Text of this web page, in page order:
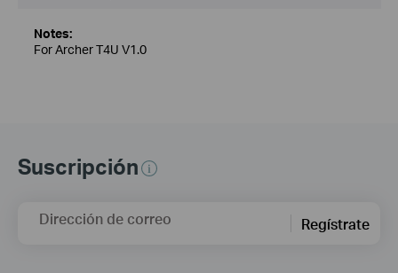
Notes:
For Archer T4U V1.0
Suscripción
Dirección de correo Regístrate